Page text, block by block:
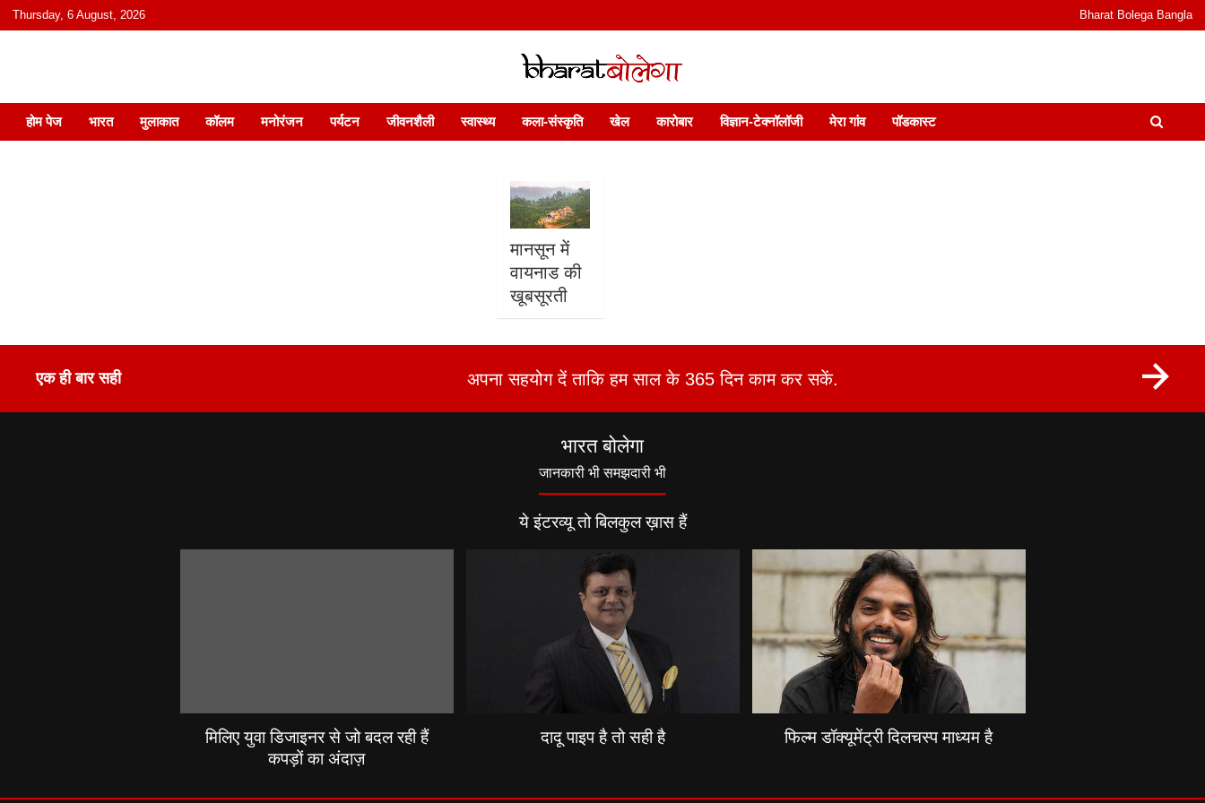
content
Thursday, 6 August, 2026 Bharat Bolega Bangla
भारत बोलेगा
हिंदी में समाचार, विचार, ऑडियो, वीडियो और फ़ीचर. भारत बोलेगा हिंदी न्यूज़ वेबसाइट India: News, Views, Info, Trends & Podcast I जानकारी भी समझदारी भी और पॉडकास्ट
होम पेज भारत मुलाकात कॉलम मनोरंजन पर्यटन जीवनशैली स्वास्थ्य कला-संस्कृति खेल कारोबार विज्ञान-टेक्नॉलॉजी मेरा गांव पॉडकास्ट
मानसून में
वायनाड की
खूबसूरती
एक ही बार सही अपना सहयोग दें ताकि हम साल के 365 दिन काम कर सकें.
भारत बोलेगा
जानकारी भी समझदारी भी
ये इंटरव्यू तो बिलकुल ख़ास हैं
मिलिए युवा डिजाइनर से जो बदल रही हैं
कपड़ों का अंदाज़
दादू पाइप है तो सही है फिल्म डॉक्यूमेंट्री दिलचस्प माध्यम है